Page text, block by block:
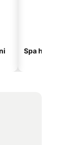
Spa hoteli